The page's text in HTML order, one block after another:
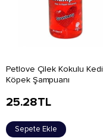
Petlove Çilek Kokulu Kedi
Köpek Şampuanı
25.28TL
Sepete Ekle